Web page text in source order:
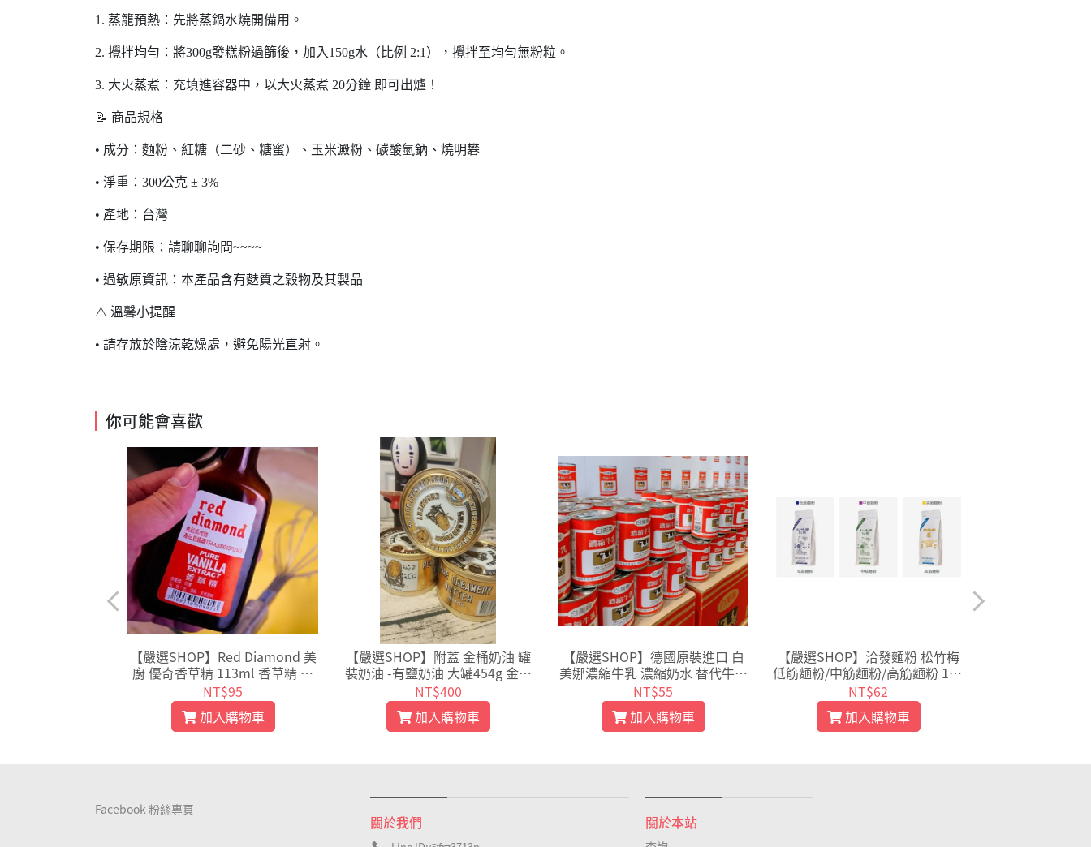
1. 蒸籠預熱：先將蒸鍋水燒開備用。
2. 攪拌均勻：將300g發糕粉過篩後，加入150g水（比例 2:1），攪拌至均勻無粉粒。
3. 大火蒸煮：充填進容器中，以大火蒸煮 20分鐘 即可出爐！
📝 商品規格
• 成分：麵粉、紅糖（二砂、糖蜜）、玉米澱粉、碳酸氫鈉、燒明礬
• 淨重：300公克 ± 3%
• 產地：台灣
• 保存期限：請聊聊詢問~~~~
• 過敏原資訊：本產品含有麩質之穀物及其製品
⚠️ 溫馨小提醒
• 請存放於陰涼乾燥處，避免陽光直射。
你可能會喜歡
【嚴選SHOP】Red Diamond 美
廚 優奇香草精 113ml 香草精 消
除食材腥味紅鑽石香草精【Z00
8】
NT$95
加入購物車
【嚴選SHOP】附蓋 金桶奶油 罐
裝奶油 -有鹽奶油 大罐454g 金桶
牛油 小熊餅乾珍妮曲奇專用 草飼
奶油【Z003】
NT$400
加入購物車
【嚴選SHOP】德國原裝進口 白
美娜濃縮牛乳 濃縮奶水 替代牛奶
濃縮牛奶 保久乳 410g 保久調味
乳 【Z001】
NT$55
加入購物車
【嚴選SHOP】洽發麵粉 松竹梅
低筋麵粉/中筋麵粉/高筋麵粉 1kg
原廠夾鏈袋包裝 1公斤袋裝麵粉
【Z012】
NT$62
加入購物車
關於我們 關於本站
Facebook 粉絲專頁